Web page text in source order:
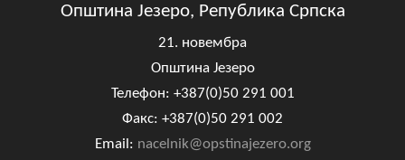
Општина Језеро, Република Српска
21. новембра
Општина Језеро
Телефон: +387(0)50 291 001
Факс: +387(0)50 291 002
Email: nacelnik@opstinajezero.org